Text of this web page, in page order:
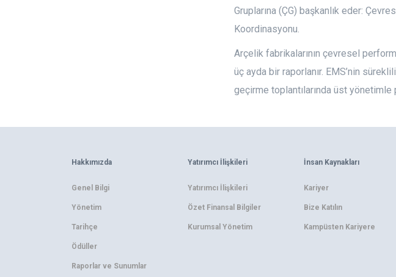
Gruplarına (ÇG) başkanlık eder:
Koordinasyonu.
Arçelik fabrikalarının çevresel
üç ayda bir raporlanır. EMS’nin
geçirme toplantılarında üst yönetimle
Hakkımızda
Genel Bilgi
Yönetim
Tarihçe
Ödüller
Raporlar ve Sunumlar
Yatırımcı İlişkileri
Yatırımcı İlişkileri
Özet Finansal Bilgiler
Kurumsal Yönetim
İnsan Kaynakları
Kariyer
Bize Katılın
Kampüsten Kariyere